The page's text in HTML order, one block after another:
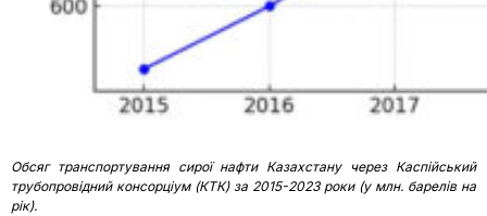
Обсяг транспортування сирої нафти Казахстану через Каспійський
трубопровідний консорціум (КТК) за 2015-2023 роки (у млн. барелів на
рік).